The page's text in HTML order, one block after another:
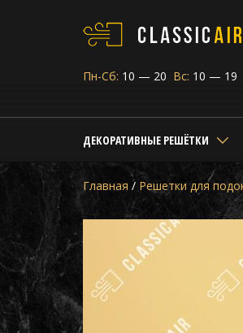
Пн-Сб: 10 — 20 Вс: 10 — 19
ДЕКОРАТИВНЫЕ РЕШЁТКИ
Главная / Решетки для